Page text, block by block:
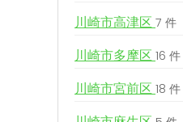
川崎市高津区 7 件
川崎市多摩区 16 件
川崎市宮前区 18 件